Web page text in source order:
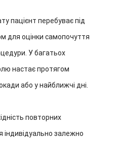
пацієнт перебуває під
для оцінки самопочуття
У багатьох
настає протягом
або у найближчі дні.
повторних
залежно